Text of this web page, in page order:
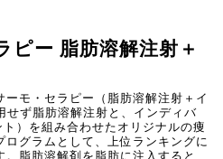
ピー 脂肪溶解注射＋
モ・セラピー（脂肪溶解注射＋イ
せず脂肪溶解注射と、インディバ
）を組み合わせたオリジナルの痩
グラムとして、上位ランキングに
脂肪溶解剤を脂肪に注入すると、